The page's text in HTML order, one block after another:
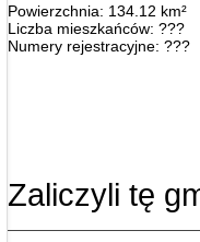
Powierzchnia: 134.12 km²
Liczba mieszkańców: ???
Numery rejestracyjne: ???
Zaliczyli tę